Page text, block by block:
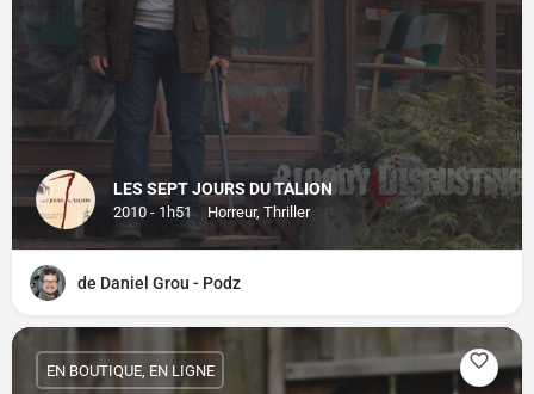
LES SEPT JOURS DU TALION
2010 - 1h51 Horreur, Thriller
de Daniel Grou - Podz
EN BOUTIQUE, EN LIGNE